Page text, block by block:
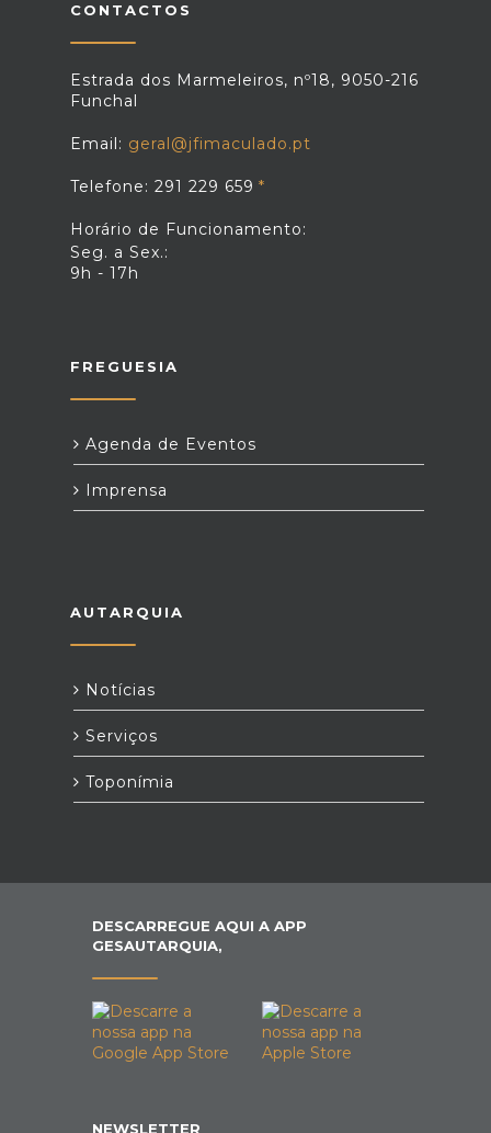
CONTACTOS
Estrada dos Marmeleiros, nº18, 9050-216
Funchal
Email: geral@jfimaculado.pt
Telefone: 291 229 659
Horário de Funcionamento:
Seg. a Sex.:
9h - 17h
FREGUESIA
Agenda de Eventos
Imprensa
AUTARQUIA
Notícias
Serviços
Toponímia
DESCARREGUE AQUI A APP
GESAUTARQUIA,
NEWSLETTER